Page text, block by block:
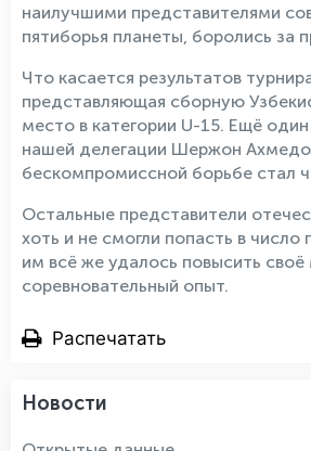
наилучшими представителями
пятиборья планеты, боролись за
Что касается результатов
представляющая сборную
место в категории U-15. Ещё
нашей делегации Шержон
бескомпромиссной борьбе стал
Остальные представители
хоть и не смогли попасть в число
им всё же удалось повысить своё
соревновательный опыт.
Распечатать
Новости